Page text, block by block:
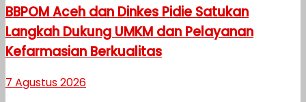
BBPOM Aceh dan Dinkes Pidie Satukan
Langkah Dukung UMKM dan Pelayanan
Kefarmasian Berkualitas
7 Agustus 2026